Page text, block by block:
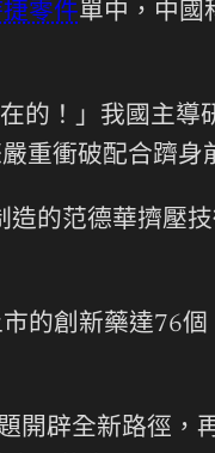
零件單中，中國
的！」我國主導
重衝破配合躋身
的范德華擠壓
的創新藥達76
開辟全新路徑，